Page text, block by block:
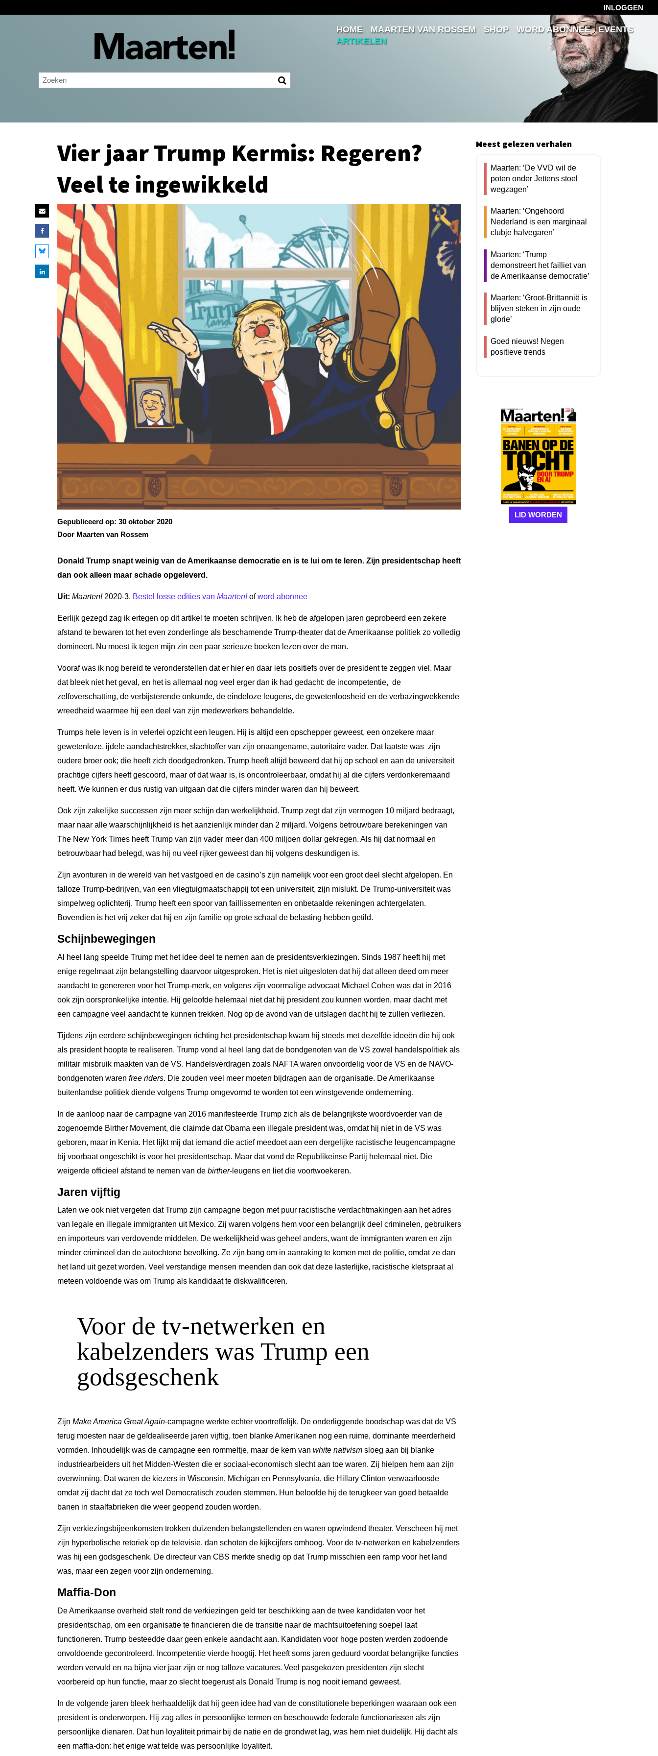
INLOGGEN
Inloggen
Ingelogd blijven
HOME MAARTEN VAN ROSSEM SHOP WORD ABONNEE
EVENTS
ARTIKELEN
Vier jaar Trump Kermis: Regeren?
Veel te ingewikkeld
Gepubliceerd op: 30 oktober 2020
Door Maarten van Rossem
Donald Trump snapt weinig van de Amerikaanse democratie en is te lui om te leren. Zijn presidentschap heeft
dan ook alleen maar schade opgeleverd.
Uit: Maarten!2020-3. Bestel losse edities van Maarten! ofword abonnee
Eerlijk gezegd zag ik ertegen op dit artikel te moeten schrijven. Ik heb de afgelopen jaren geprobeerd een zekere
afstand te bewaren tot het even zonderlinge als beschamende Trump-theater dat de Amerikaanse politiek zo volledig
domineert. Nu moest ik tegen mijn zin een paar serieuze boeken lezen over de man.
Vooraf was ik nog bereid te veronderstellen dat er hier en daar iets positiefs over de president te zeggen viel. Maar
dat bleek niet het geval, en het is allemaal nog veel erger dan ik had gedacht: de incompetentie, de
zelfoverschatting, de verbijsterende onkunde, de eindeloze leugens, de gewetenloosheid en de verbazingwekkende
wreedheid waarmee hij een deel van zijn medewerkers behandelde.
Trumps hele leven is in velerlei opzicht een leugen. Hij is altijd een opschepper geweest, een onzekere maar
gewetenloze, ijdele aandachtstrekker, slachtoffer van zijn onaangename, autoritaire vader. Dat laatste was zijn
oudere broer ook; die heeft zich doodgedronken. Trump heeft altijd beweerd dat hij op school en aan de universiteit
prachtige cijfers heeft gescoord, maar of dat waar is, is oncontroleerbaar, omdat hij al die cijfers verdonkeremaand
heeft. We kunnen er dus rustig van uitgaan dat die cijfers minder waren dan hij beweert.
Ook zijn zakelijke successen zijn meer schijn dan werkelijkheid. Trump zegt dat zijn vermogen 10 miljard bedraagt,
maar naar alle waarschijnlijkheid is het aanzienlijk minder dan 2 miljard. Volgens betrouwbare berekeningen van
The New York Times heeft Trump van zijn vader meer dan 400 miljoen dollar gekregen. Als hij dat normaal en
betrouwbaar had belegd, was hij nu veel rijker geweest dan hij volgens deskundigen is.
Zijn avonturen in de wereld van het vastgoed en de casino’s zijn namelijk voor een groot deel slecht afgelopen. En
talloze Trump-bedrijven, van een vliegtuigmaatschappij tot een universiteit, zijn mislukt. De Trump-universiteit was
simpelweg oplichterij. Trump heeft een spoor van faillissementen en onbetaalde rekeningen achtergelaten.
Bovendien is het vrij zeker dat hij en zijn familie op grote schaal de belasting hebben getild.
Schijnbewegingen
Al heel lang speelde Trump met het idee deel te nemen aan de presidentsverkiezingen. Sinds 1987 heeft hij met
enige regelmaat zijn belangstelling daarvoor uitgesproken. Het is niet uitgesloten dat hij dat alleen deed om meer
aandacht te genereren voor het Trump-merk, en volgens zijn voormalige advocaat Michael Cohen was dat in 2016
ook zijn oorspronkelijke intentie. Hij geloofde helemaal niet dat hij president zou kunnen worden, maar dacht met
een campagne veel aandacht te kunnen trekken. Nog op de avond van de uitslagen dacht hij te zullen verliezen.
Tijdens zijn eerdere schijnbewegingen richting het presidentschap kwam hij steeds met dezelfde ideeën die hij ook
als president hoopte te realiseren. Trump vond al heel lang dat de bondgenoten van de VS zowel handelspolitiek als
militair misbruik maakten van de VS. Handelsverdragen zoals NAFTA waren onvoordelig voor de VS en de NAVO-
bondgenoten waren free riders. Die zouden veel meer moeten bijdragen aan de organisatie. De Amerikaanse
buitenlandse politiek diende volgens Trump omgevormd te worden tot een winstgevende onderneming.
In de aanloop naar de campagne van 2016 manifesteerde Trump zich als de belangrijkste woordvoerder van de
zogenoemde Birther Movement, die claimde dat Obama een illegale president was, omdat hij niet in de VS was
geboren, maar in Kenia. Het lijkt mij dat iemand die actief meedoet aan een dergelijke racistische leugencampagne
bij voorbaat ongeschikt is voor het presidentschap. Maar dat vond de Republikeinse Partij helemaal niet. Die
weigerde officieel afstand te nemen van de birther-leugens en liet die voortwoekeren.
Jaren vijftig
Laten we ook niet vergeten dat Trump zijn campagne begon met puur racistische verdachtmakingen aan het adres
van legale en illegale immigranten uit Mexico. Zij waren volgens hem voor een belangrijk deel criminelen, gebruikers
en importeurs van verdovende middelen. De werkelijkheid was geheel anders, want de immigranten waren en zijn
minder crimineel dan de autochtone bevolking. Ze zijn bang om in aanraking te komen met de politie, omdat ze dan
het land uit gezet worden. Veel verstandige mensen meenden dan ook dat deze lasterlijke, racistische kletspraat al
meteen voldoende was om Trump als kandidaat te diskwalificeren.
Voor de tv-netwerken en
kabelzenders was Trump een
godsgeschenk
Zijn Make America Great Again-campagne werkte echter voortreffelijk. De onderliggende boodschap was dat de VS
terug moesten naar de geïdealiseerde jaren vijftig, toen blanke Amerikanen nog een ruime, dominante meerderheid
vormden. Inhoudelijk was de campagne een rommeltje, maar de kern van white nativism sloeg aan bij blanke
industriearbeiders uit het Midden-Westen die er sociaal-economisch slecht aan toe waren. Zij hielpen hem aan zijn
overwinning. Dat waren de kiezers in Wisconsin, Michigan en Pennsylvania, die Hillary Clinton verwaarloosde
omdat zij dacht dat ze toch wel Democratisch zouden stemmen. Hun beloofde hij de terugkeer van goed betaalde
banen in staalfabrieken die weer geopend zouden worden.
Zijn verkiezingsbijeenkomsten trokken duizenden belangstellenden en waren opwindend theater. Verscheen hij met
zijn hyperbolische retoriek op de televisie, dan schoten de kijkcijfers omhoog. Voor de tv-netwerken en kabelzenders
was hij een godsgeschenk. De directeur van CBS merkte snedig op dat Trump misschien een ramp voor het land
was, maar een zegen voor zijn onderneming.
Maffia-Don
De Amerikaanse overheid stelt rond de verkiezingen geld ter beschikking aan de twee kandidaten voor het
presidentschap, om een organisatie te financieren die de transitie naar de machtsuitoefening soepel laat
functioneren. Trump besteedde daar geen enkele aandacht aan. Kandidaten voor hoge posten werden zodoende
onvoldoende gecontroleerd. Incompetentie vierde hoogtij. Het heeft soms jaren geduurd voordat belangrijke functies
werden vervuld en na bijna vier jaar zijn er nog talloze vacatures. Veel pasgekozen presidenten zijn slecht
voorbereid op hun functie, maar zo slecht toegerust als Donald Trump is nog nooit iemand geweest.
In de volgende jaren bleek herhaaldelijk dat hij geen idee had van de constitutionele beperkingen waaraan ook een
president is onderworpen. Hij zag alles in persoonlijke termen en beschouwde federale functionarissen als zijn
persoonlijke dienaren. Dat hun loyaliteit primair bij de natie en de grondwet lag, was hem niet duidelijk. Hij dacht als
een maffia-don: het enige wat telde was persoonlijke loyaliteit.
Meest gelezen verhalen
Maarten: ‘De VVD wil de
poten onder Jettens stoel
wegzagen’
Maarten: ‘Ongehoord
Nederland is een marginaal
clubje halvegaren’
Maarten: ‘Trump
demonstreert het failliet van
de Amerikaanse democratie’
Maarten: ‘Groot-Brittannië is
blijven steken in zijn oude
glorie’
Goed nieuws! Negen
positieve trends
LID WORDEN